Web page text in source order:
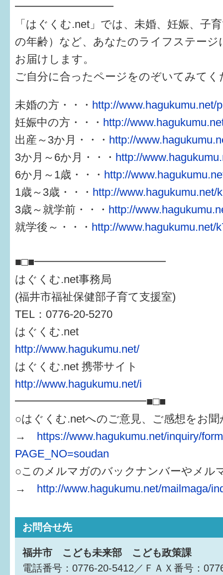
━━━━━━━━━
「はぐくむ.net」では、未婚、妊娠、子
の年齢）など、あなたのライフステージ
お届けします。
ご自分に合ったページをのぞいてみてく
未婚の方・・・ http://www.hagukumu.net/
妊娠中の方・・・ http://
出産～3か月・・・ http://
3か月～6か月・・・ http://
6か月～1歳・・・ http://
1歳～3歳・・・ http://www.hagukumu.net/
3歳～就学前・・・ http://
就学後～・・・ http://www.hagukumu.net/
■□■━━━━━━━━━━━━
はぐくむ.net事務局
(福井市福祉保健部子育て支援室)
TEL：0776-20-5270
はぐくむ.net
http://www.hagukumu.net/
はぐくむ.net 携帯サイト
http://www.hagukumu.net/i
━━━━━━━━━━━━■□■
○はぐくむ.netへのご意見、ご感想をお
→ https://www.hagukumu.net/inquiry/
PAGE_NO=soudan
○このメルマガのバックナンバーやメル
→ http://www.hagukumu.net/mailmaga/
お問合せ先
福井市 こども未来部 こども政策課
電話番号：0776-20-5412／ＦＡＸ番号：